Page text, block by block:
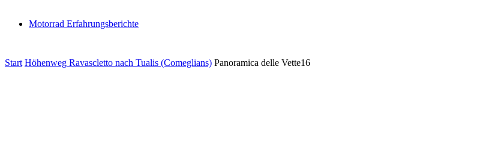
Motorrad Erfahrungsberichte
Start Höhenweg Ravascletto nach Tualis (Comeglians) Panoramica delle Vette16